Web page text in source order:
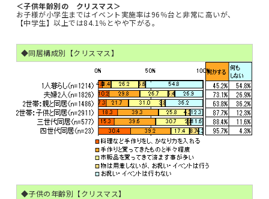
＜子供年齢別の クリスマス＞
お子様が小学生まではイベント実施率は96％台と非常に高いが、
【中学生】以上では84.1％とやや下がる。
◆同居構成別【クリスマス】
◆子供の年齢別【クリスマス】